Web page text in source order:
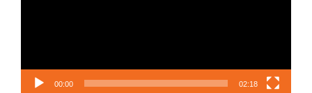
00:00 02:18